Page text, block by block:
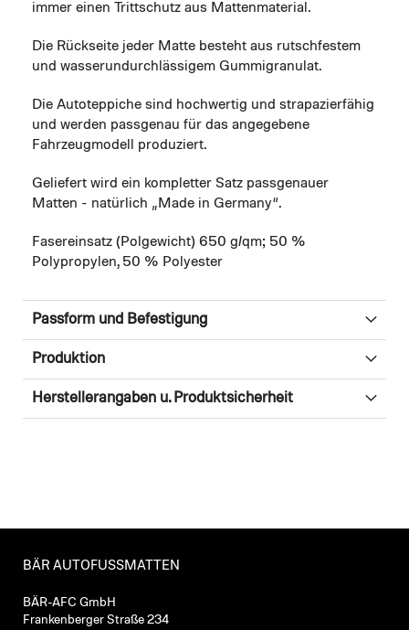
immer einen Trittschutz aus Mattenmaterial.
Die Rückseite jeder Matte besteht aus rutschfestem
und wasserundurchlässigem Gummigranulat.
Die Autoteppiche sind hochwertig und strapazierfähig
und werden passgenau für das angegebene
Fahrzeugmodell produziert.
Geliefert wird ein kompletter Satz passgenauer
Matten - natürlich „Made in Germany“.
Fasereinsatz (Polgewicht) 650 g/qm; 50 %
Polypropylen, 50 % Polyester
Passform und Befestigung
Produktion
Herstellerangaben u. Produktsicherheit
BÄR AUTOFUSSMATTEN
BÄR-AFC GmbH
Frankenberger Straße 234